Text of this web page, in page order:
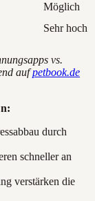
Möglich
Sehr hoch
vs.
aufpetbook.de
durch
schneller an
verstärken die